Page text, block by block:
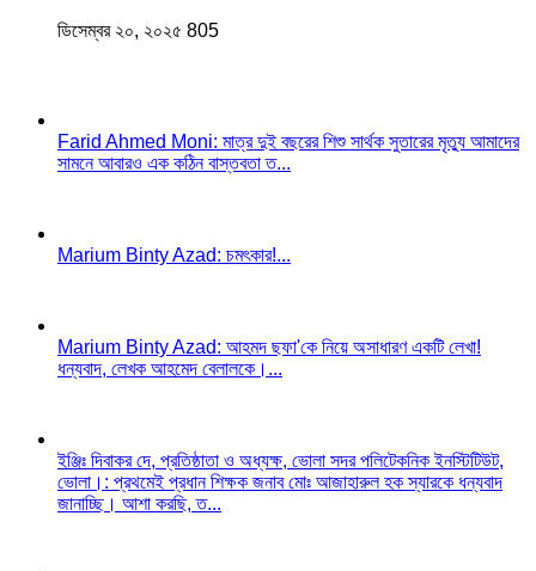
ডিসেম্বর ২০, ২০২৫ 805
Farid Ahmed Moni: মাত্র দুই বছরের শিশু সার্থক সুতারের মৃত্যু আমাদের
সামনে আবারও এক কঠিন বাস্তবতা ত...
Marium Binty Azad: চমৎকার!...
Marium Binty Azad: আহমদ ছফা'কে নিয়ে অসাধারণ একটি লেখা!
ধন্যবাদ, লেখক আহমেদ বেলালকে।...
ইঞ্জিঃ দিবাকর দে, প্রতিষ্ঠাতা ও অধ্যক্ষ, ভোলা সদর পলিটেকনিক ইনস্টিটিউট,
ভোলা।: প্রথমেই প্রধান শিক্ষক জনাব মোঃ আজাহারুল হক স্যারকে ধন্যবাদ
জানাচ্ছি। আশা করছি, ত...